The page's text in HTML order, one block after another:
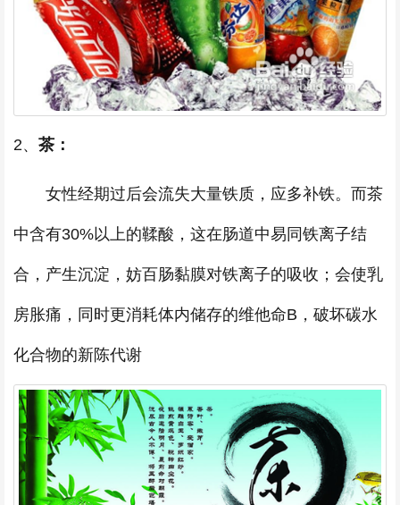
2、 茶：
女性经期过后会流失大量铁质，应多补铁。而茶
中含有30%以上的鞣酸，这在肠道中易同铁离子结
合，产生沉淀，妨百肠黏膜对铁离子的吸收；会使乳
房胀痛，同时更消耗体内储存的维他命B，破坏碳水
化合物的新陈代谢